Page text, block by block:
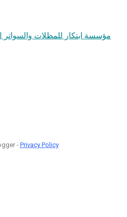
مؤسسة ابتكار للمظلات
-Privacy Policy